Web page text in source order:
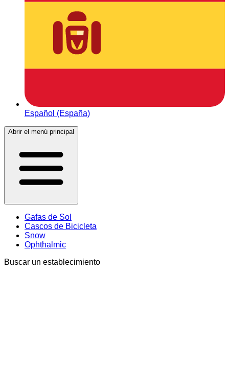
Español (España)
Abrir el menú principal
Gafas de Sol
Cascos de Bicicleta
Snow
Ophthalmic
Buscar un establecimiento